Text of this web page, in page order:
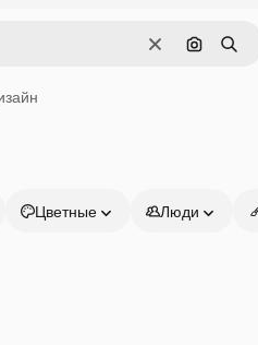
Очистить
Поиск
Цветные Люди